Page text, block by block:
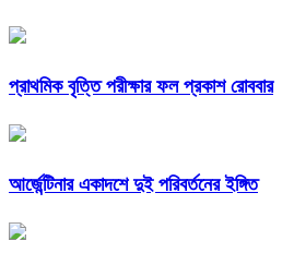
প্রাথমিক বৃত্তি পরীক্ষার ফল প্রকাশ রোববার
আর্জেন্টিনার একাদশে দুই পরিবর্তনের ইঙ্গিত